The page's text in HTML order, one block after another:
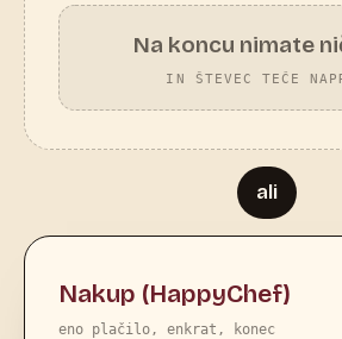
Na koncu nimate
IN ŠTEVEC TEČE
ali
Nakup (HappyChef)
eno plačilo, enkrat, konec